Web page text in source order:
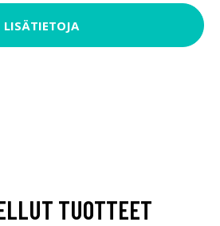
LISÄTIETOJA
TUOTTEET